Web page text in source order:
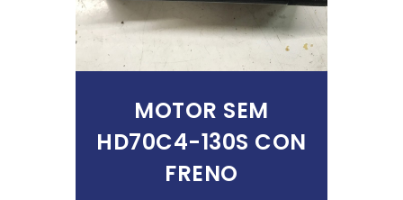
MOTOR SEM
HD70C4-130S CON
FRENO